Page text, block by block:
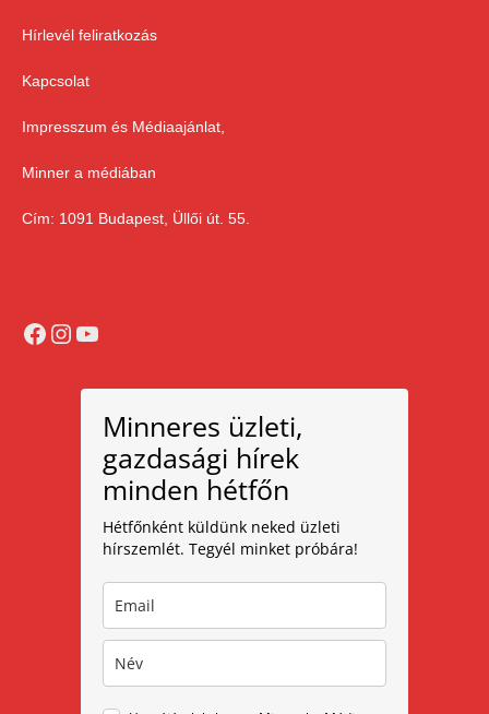
Hírlevél feliratkozás
Kapcsolat
Impresszum és Médiaajánlat,
Minner a médiában
Cím: 1091 Budapest, Üllői út. 55.
Facebook
Instagram
YouTube
Minneres üzleti,
gazdasági hírek
minden hétfőn
Hétfőnként küldünk neked üzleti
hírszemlét. Tegyél minket próbára!